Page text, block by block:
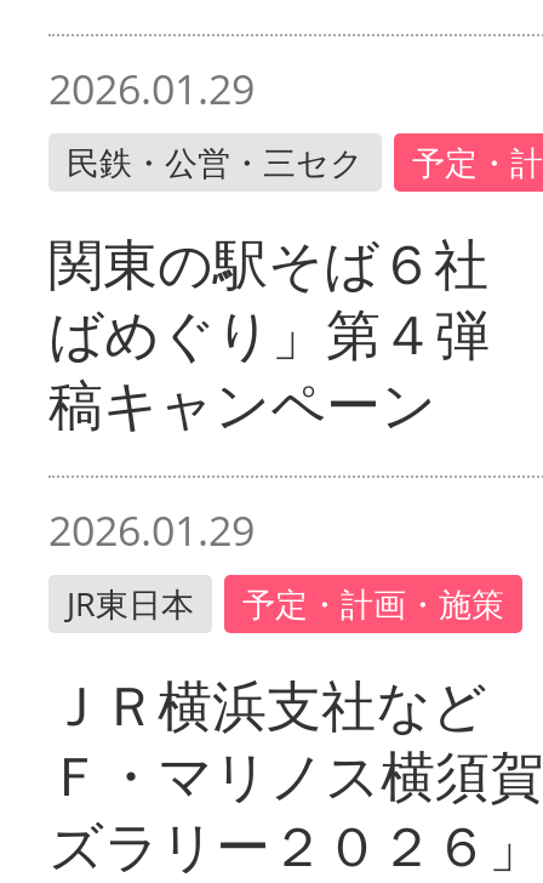
2026.01.29
民鉄・公営・三セク 予定・
関東の駅そば６社
ばめぐり」第４弾
稿キャンペーン
2026.01.29
JR東日本 予定・計画・施策
ＪＲ横浜支社など
Ｆ・マリノス横須
ズラリー２０２６」